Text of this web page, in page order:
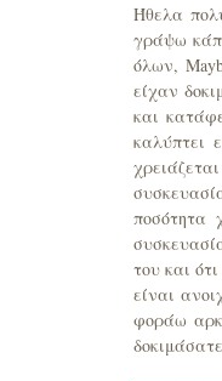
Ήθελα
γράψω
όλων,
είχαν
και
καλύπτει
ποσότητα
του και
είναι
φοράω